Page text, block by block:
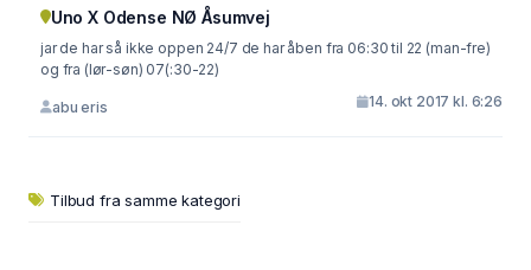
Uno X Odense NØ Åsumvej
jar de har så ikke oppen 24/7 de har åben fra 06:30 til 22 (man-fre)
og fra (lør-søn) 07(:30-22)
abu eris 14. okt 2017 kl. 6:26
Tilbud fra samme kategori